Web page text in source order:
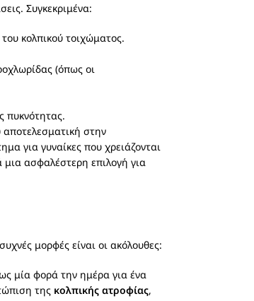
Συγκεκριμένα:
κολπικού τοιχώματος.
(όπως οι
πυκνότητας.
αποτελεσματική στην
για γυναίκες που χρειάζονται
μια ασφαλέστερη επιλογή για
μορφές είναι οι ακόλουθες:
μία φορά την ημέρα για ένα
της κολπικής ατροφίας,